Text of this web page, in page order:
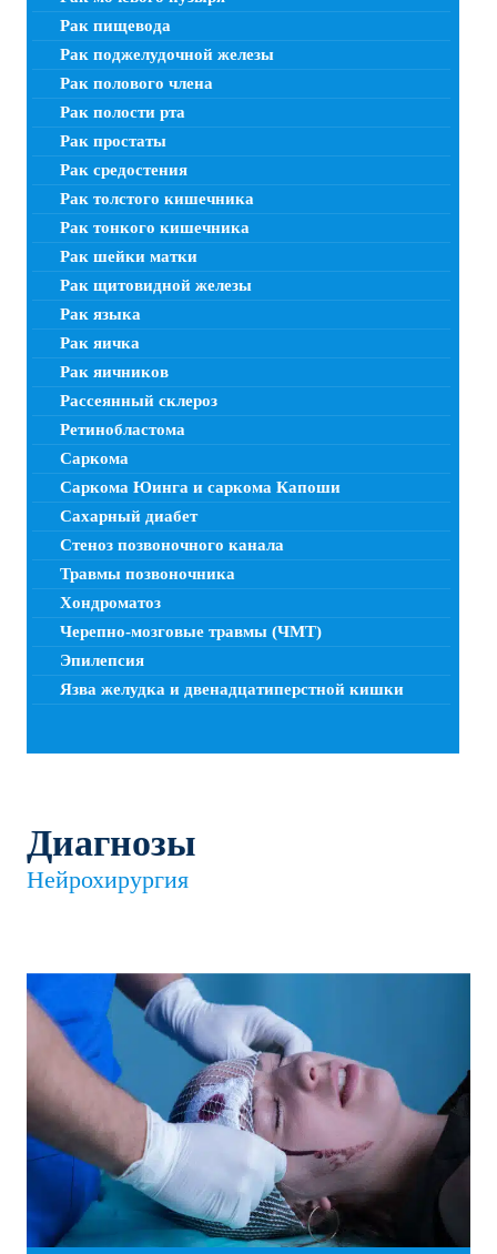
Рак пищевода
Рак поджелудочной железы
Рак полового члена
Рак полости рта
Рак простаты
Рак средостения
Рак толстого кишечника
Рак тонкого кишечника
Рак шейки матки
Рак щитовидной железы
Рак языка
Рак яичка
Рак яичников
Рассеянный склероз
Ретинобластома
Саркома
Саркома Юинга и саркома Капоши
Сахарный диабет
Стеноз позвоночного канала
Травмы позвоночника
Хондроматоз
Черепно-мозговые травмы (ЧМТ)
Эпилепсия
Язва желудка и двенадцатиперстной кишки
Диагнозы
Нейрохирургия